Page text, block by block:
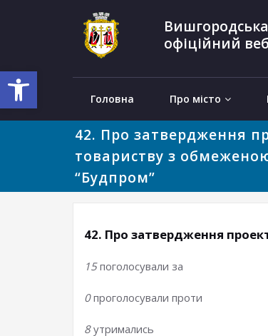
Відкрити Панель інструментів
офіційний
Головна Про місто
42. Про затвердження
товариству з
“Будпром”
42. Про затвердження
15поголосували за
0проголосували проти
8утримались